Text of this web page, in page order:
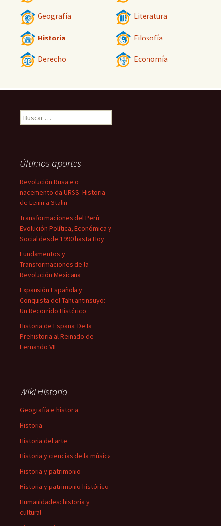
Geografía Literatura
Historia Filosofía
Derecho Economía
Buscar:
Últimos aportes
Revolución Rusa e o
nacemento da URSS: Historia
de Lenin a Stalin
Transformaciones del Perú:
Evolución Política, Económica y
Social desde 1990 hasta Hoy
Fundamentos y
Transformaciones de la
Revolución Mexicana
Expansión Española y
Conquista del Tahuantinsuyo:
Un Recorrido Histórico
Historia de España: De la
Prehistoria al Reinado de
Fernando VII
Wiki Historia
Geografía e historia
Historia
Historia del arte
Historia y ciencias de la música
Historia y patrimonio
Historia y patrimonio histórico
Humanidades: historia y
cultural